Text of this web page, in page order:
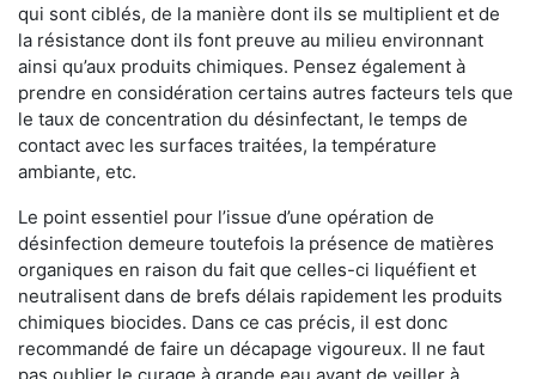
qui sont ciblés, de la manière dont ils se multiplient et de
la résistance dont ils font preuve au milieu environnant
ainsi qu’aux produits chimiques. Pensez également à
prendre en considération certains autres facteurs tels que
le taux de concentration du désinfectant, le temps de
contact avec les surfaces traitées, la température
ambiante, etc.
Le point essentiel pour l’issue d’une opération de
désinfection demeure toutefois la présence de matières
organiques en raison du fait que celles-ci liquéfient et
neutralisent dans de brefs délais rapidement les produits
chimiques biocides. Dans ce cas précis, il est donc
recommandé de faire un décapage vigoureux. Il ne faut